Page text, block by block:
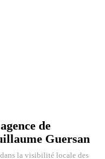
de
Guersan
la visibilité locale des